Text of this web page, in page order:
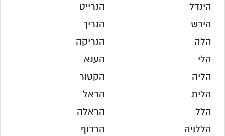
הינדל
הירש
הלה
הלי
הליה
הלית
הלל
הללויה
הנרייט
הנריך
הנריקה
הענא
הקטור
הראל
הראלה
הרדוף